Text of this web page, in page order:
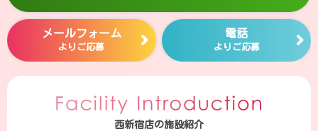
メールフォーム
よりご応募
電話
よりご応募
西新宿店の施設紹介